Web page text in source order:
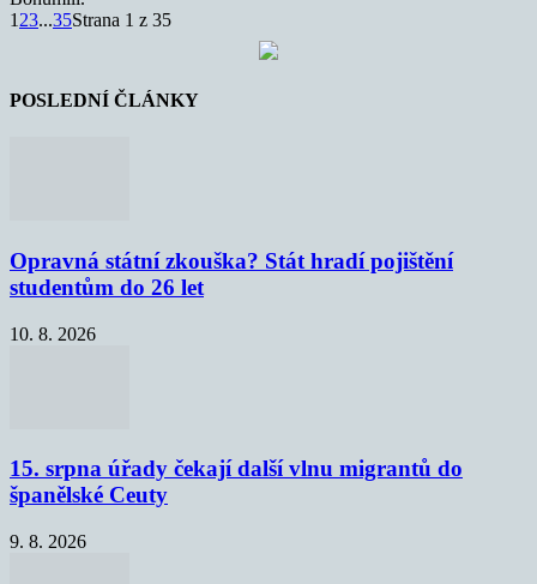
1 23...35Strana 1 z 35
POSLEDNÍ ČLÁNKY
Opravná státní zkouška? Stát hradí pojištění
studentům do 26 let
10. 8. 2026
15. srpna úřady čekají další vlnu migrantů do
španělské Ceuty
9. 8. 2026